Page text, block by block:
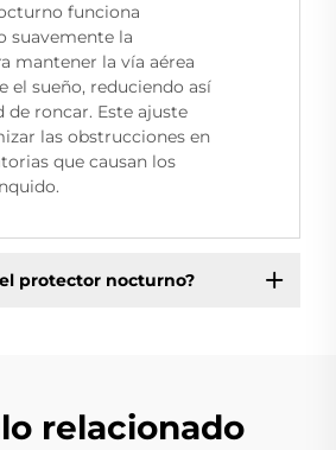
funciona
suavemente la
mantener la vía aérea
el sueño, reduciendo así
de roncar. Este ajuste
las obstrucciones en
que causan los
protector nocturno?
relacionado